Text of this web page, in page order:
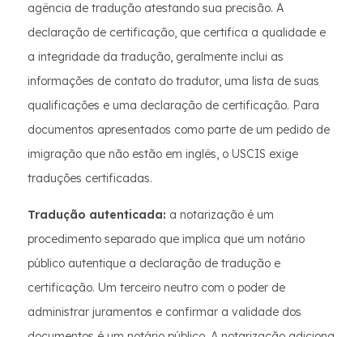
agência de tradução atestando sua precisão. A
declaração de certificação, que certifica a qualidade e
a integridade da tradução, geralmente inclui as
informações de contato do tradutor, uma lista de suas
qualificações e uma declaração de certificação. Para
documentos apresentados como parte de um pedido de
imigração que não estão em inglês, o USCIS exige
traduções certificadas.
Tradução autenticada: a notarização é um
procedimento separado que implica que um notário
público autentique a declaração de tradução e
certificação. Um terceiro neutro com o poder de
administrar juramentos e confirmar a validade dos